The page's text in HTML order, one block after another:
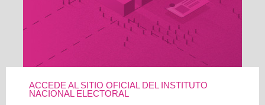
ACCEDE AL SITIO OFICIAL DEL INSTITUTO
NACIONAL ELECTORAL